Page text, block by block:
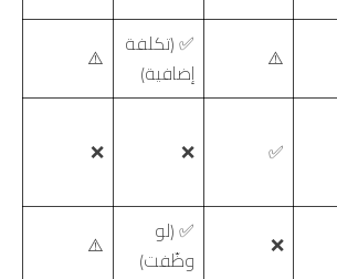
⚠️
✅ (تكلفة
إضافية)
⚠️
✅
❌
❌
❌
✅ (لو
وظّفت)
⚠️